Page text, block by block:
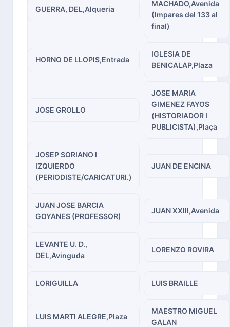
GUERRA, DEL,Alqueria
MACHADO,Avenida
(Impares del 133 al
final)
HORNO DE LLOPIS,Entrada
IGLESIA DE
BENICALAP,Plaza
JOSE GROLLO
JOSE MARIA
GIMENEZ FAYOS
(HISTORIADOR I
PUBLICISTA),Plaça
JOSEP SORIANO I
IZQUIERDO
(PERIODISTE/CARICATURI.)
JUAN DE ENCINA
JUAN JOSE BARCIA
GOYANES (PROFESSOR)
JUAN XXIII,Avenida
LEVANTE U. D.,
DEL,Avinguda
LORENZO ROVIRA
LORIGUILLA LUIS BRAILLE
LUIS MARTI ALEGRE,Plaza
MAESTRO MIGUEL
GALAN